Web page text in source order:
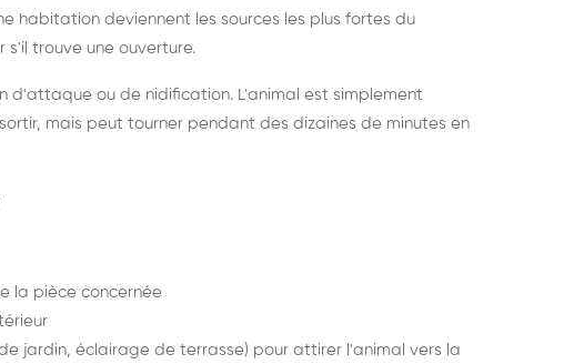
habitation deviennent les sources les plus fortes du
trouve une ouverture.
d'attaque ou de nidification. L'animal est simplement
mais peut tourner pendant des dizaines de minutes en
la pièce concernée
jardin, éclairage de terrasse) pour attirer l'animal vers la